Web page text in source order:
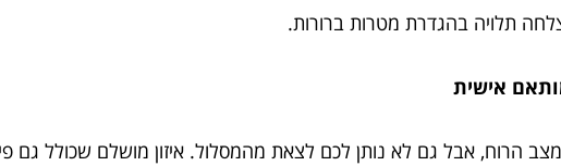
תלויה בהגדרת מטרות ברורות.
אישית
הרוח, אבל גם לא נותן לכם לצאת מהמסלול. איזון מושלם שכולל גם